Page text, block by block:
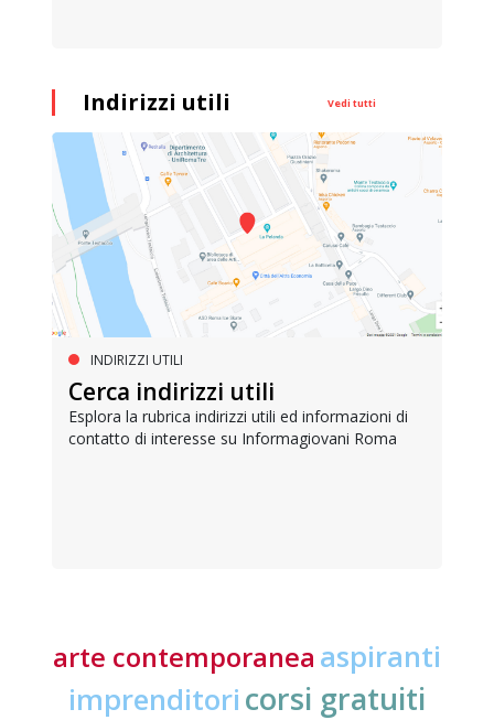
Indirizzi utili Vedi tutti
INDIRIZZI UTILI
Cerca indirizzi utili
Esplora la rubrica indirizzi utili ed informazioni di
contatto di interesse su Informagiovani Roma
arte contemporanea aspiranti
imprenditori corsi gratuiti